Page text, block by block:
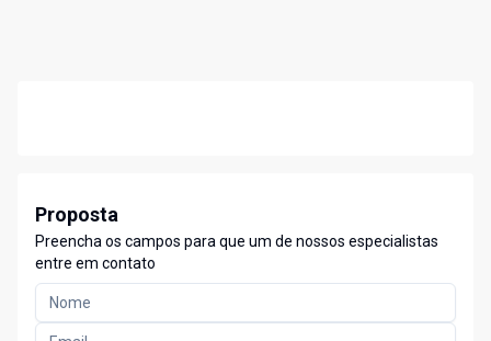
Proposta
Preencha os campos para que um de nossos especialistas
entre em contato